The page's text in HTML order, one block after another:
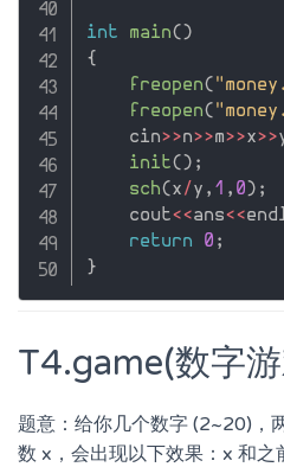
int main()
{
freopen(
freopen(
    cin
>>n>>m>>x>>
init() ;
sch(x / y , 1 , 0) ;
    cout
<<ans<<
return
0 ;
}
T4.game(数字
题意：给你几个数字 (2~20)，
数 x，会出现以下效果：x 和